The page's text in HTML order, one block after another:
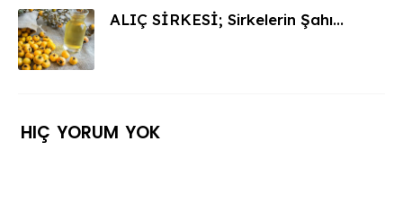
ALIÇ SİRKESİ; Sirkelerin Şahı...
HIÇ YORUM YOK